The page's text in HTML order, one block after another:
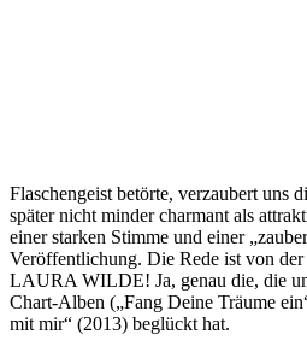
Flaschengeist betörte, verzaubert uns
später nicht minder charmant als
einer starken Stimme und einer
Veröffentlichung. Die Rede ist von
LAURA WILDE! Ja, genau die, die
Chart-Alben („Fang Deine Träume
mit mir“ (2013) beglückt hat.